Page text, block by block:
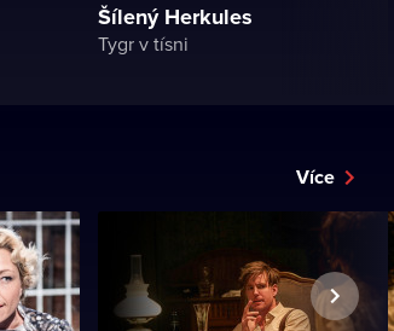
Šílený Herkules
Tygr v tísni
Více